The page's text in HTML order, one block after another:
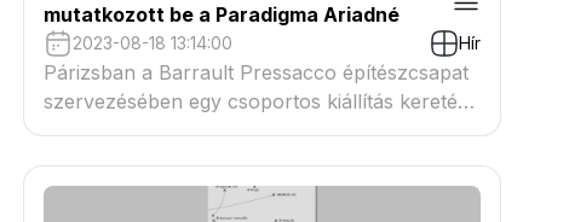
mutatkozott be a Paradigma Ariadné
2023-08-18 13:14:00 Hír
Párizsban a Barrault Pressacco építészcsapat
szervezésében egy csoportos kiállítás keretén
belül a KOSMOS, a Norell/Rodhe, a Ganko és
további irodák társaságában mutatkozott be a
Paradigma Ariadné tavasszal.